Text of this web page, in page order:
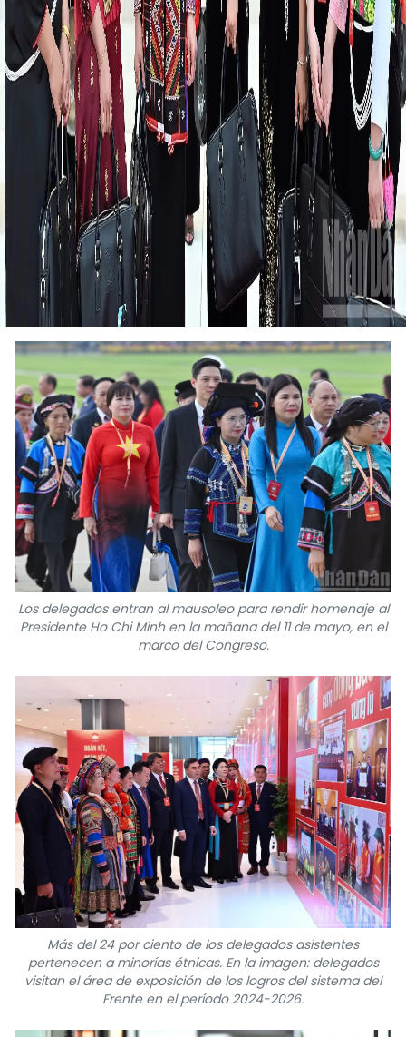
Los delegados entran al mausoleo para rendir homenaje al
Presidente Ho Chi Minh en la mañana del 11 de mayo, en el
marco del Congreso.
Más del 24 por ciento de los delegados asistentes
pertenecen a minorías étnicas. En la imagen: delegados
visitan el área de exposición de los logros del sistema del
Frente en el período 2024-2026.